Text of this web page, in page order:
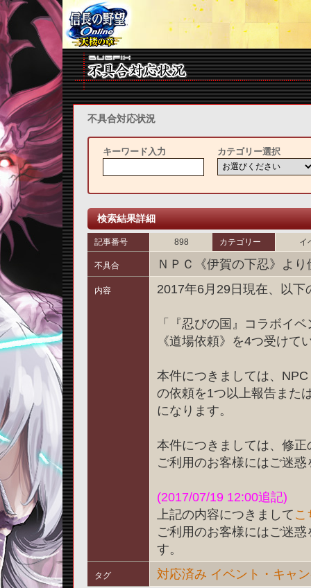
不具合対応状況
キーワード入力 カテゴリー選択
検索結果詳細
記事番号 898 カテゴリー イ
不具合 ＮＰＣ《伊賀の下忍》よ
内容 2017年6月29日現在、以
「『忍びの国』コラボイ
《道場依頼》を4つ受け
本件につきましては、
の依頼を1つ以上報告また
になります。
本件につきましては、修
ご利用のお客様にはご迷
(2017/07/19 12:00追記)
上記の内容につきましてこ
ご利用のお客様にはご迷
す。
タグ 対応済み イベント・キャ